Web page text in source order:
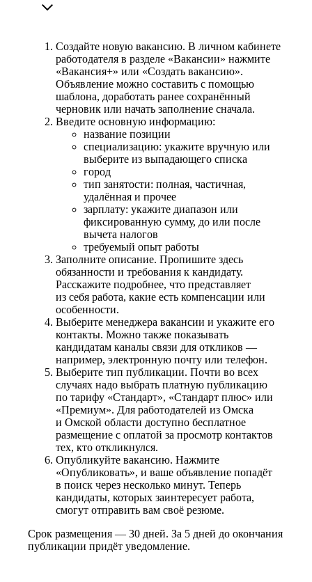
Создайте новую вакансию. В личном кабинете
работодателя в разделе «Вакансии» нажмите
«Вакансия+» или «Создать вакансию».
Объявление можно составить с помощью
шаблона, доработать ранее сохранённый
черновик или начать заполнение сначала.
Введите основную информацию:
название позиции
специализацию: укажите вручную или
выберите из выпадающего списка
город
тип занятости: полная, частичная,
удалённая и прочее
зарплату: укажите диапазон или
фиксированную сумму, до или после
вычета налогов
требуемый опыт работы
Заполните описание. Пропишите здесь
обязанности и требования к кандидату.
Расскажите подробнее, что представляет
из себя работа, какие есть компенсации или
особенности.
Выберите менеджера вакансии и укажите его
контакты. Можно также показывать
кандидатам каналы связи для откликов —
например, электронную почту или телефон.
Выберите тип публикации. Почти во всех
случаях надо выбрать платную публикацию
по тарифу «Стандарт», «Стандарт плюс» или
«Премиум». Для работодателей из Омска
и Омской области доступно бесплатное
размещение с оплатой за просмотр контактов
тех, кто откликнулся.
Опубликуйте вакансию. Нажмите
«Опубликовать», и ваше объявление попадёт
в поиск через несколько минут. Теперь
кандидаты, которых заинтересует работа,
смогут отправить вам своё резюме.
Срок размещения — 30 дней. За 5 дней до окончания
публикации придёт уведомление.